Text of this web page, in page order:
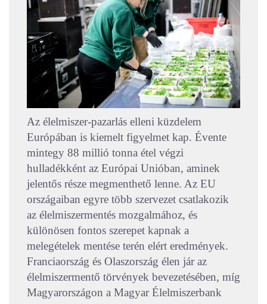
Az élelmiszer-pazarlás elleni küzdelem
Európában is kiemelt figyelmet kap. Évente
mintegy 88 millió tonna étel végzi
hulladékként az Európai Unióban, aminek
jelentős része megmenthető lenne. Az EU
országaiban egyre több szervezet csatlakozik
az élelmiszermentés mozgalmához, és
különösen fontos szerepet kapnak a
melegételek mentése terén elért eredmények.
Franciaország és Olaszország élen jár az
élelmiszermentő törvények bevezetésében, míg
Magyarországon a Magyar Élelmiszerbank